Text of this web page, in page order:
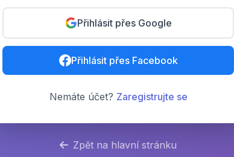
Přihlásit přes Google
Přihlásit přes Facebook
Nemáte účet? Zaregistrujte se
Zpět na hlavní stránku